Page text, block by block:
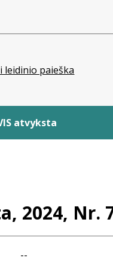
leidinio paieška
atvyksta
2024, Nr.
--